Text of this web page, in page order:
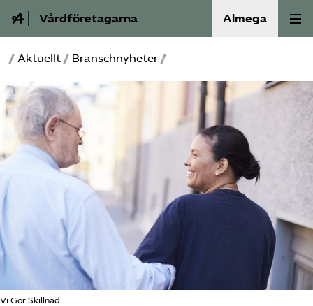
Vårdföretagarna Almega
Välfärdskriminalitet
Valmanifest
Medlemskap
Aktiviteter
Om oss
Kontakt
/ Aktuellt / Branschnyheter /
Vi Gör Skillnad